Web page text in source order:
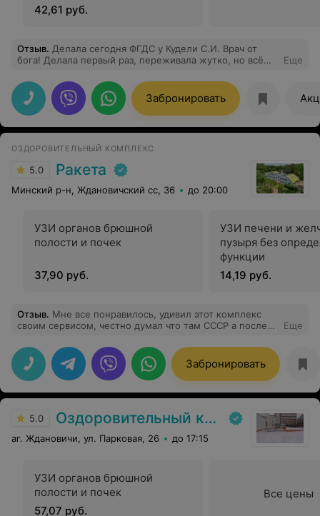
42,61 руб.
Отзыв. Делала сегодня ФГДС у Кудели С.И. Врач от
бога! Делала первый раз, переживала жутко, но всё
из приятных, но с таким врачом ничего не страшно.
Еще
Забронировать
ОЗДОРОВИТЕЛЬНЫЙ КОМПЛЕКС
5.0 Ракета
Минский р-н, Ждановичский сс, 36 до 20:00
УЗИ органов брюшной
полости и почек
37,90 руб.
УЗИ печени и
пузыря без
функции
14,19 руб.
Отзыв. Мне все понравилось, удивил этот комплекс
своим сервисом, честно думал что там СССР а после
впечатления. Футбол, бассейн, баня, тренажерка,
оздоровление с проживанием. Рекомендую!
Еще
Забронировать
5.0 Оздоровительный комплекс Центра подготовки кадров Минлесхоза
аг. Ждановичи, ул. Парковая, 26 до 17:15
УЗИ органов брюшной
полости и почек
57,07 руб.
Все цены